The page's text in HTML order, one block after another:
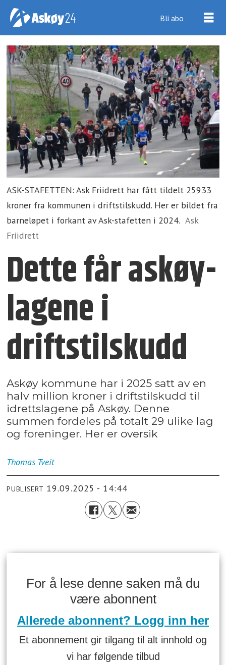
Bli abo
ASK-STAFETTEN: Ask Friidrett har fått tildelt 25933
kroner fra kommunen i driftstilskudd. Her er bildet fra
barneløpet i forkant av Ask-stafetten i 2024. Ask
Friidrett
Dette får askøy­
lagene i
driftstilskudd
Askøy kommune har i 2025 satt av en
halv million kroner i driftstilskudd til
idrettslagene på Askøy. Denne
summen fordeles på totalt 29 ulike lag
og foreninger. Her er oversik
Thomas Tveit
PUBLISERT 19.09.2025 - 14:44
For å lese denne saken må du
være abonnent
Allerede abonnent? Logg inn her
Et abonnement gir tilgang til alt innhold og
vi har følgende tilbud